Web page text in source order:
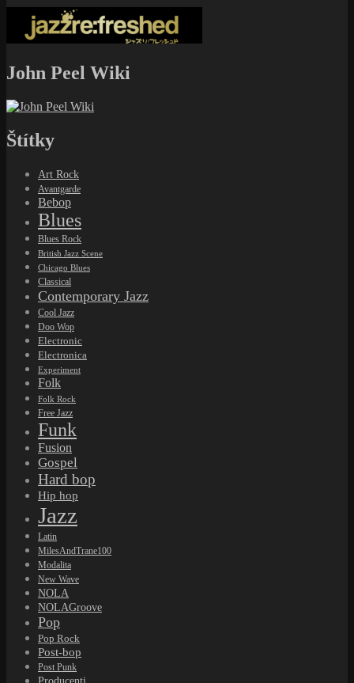
John Peel Wiki
Štítky
Art Rock
Avantgarde
Bebop
Blues
Blues Rock
British Jazz Scene
Chicago Blues
Classical
Contemporary Jazz
Cool Jazz
Doo Wop
Electronic
Electronica
Experiment
Folk
Folk Rock
Free Jazz
Funk
Fusion
Gospel
Hard bop
Hip hop
Jazz
Latin
MilesAndTrane100
Modalita
New Wave
NOLA
NOLAGroove
Pop
Pop Rock
Post-bop
Post Punk